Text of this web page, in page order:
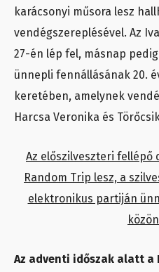
karácsonyi műsora lesz
vendégszereplésével. Az
27-én lép fel, másnap
ünnepli fennállásának 20.
keretében, amelynek
Harcsa Veronika és
Az előszilveszteri fellépő
Random Trip lesz, a
elektronikus partiján
Az adventi időszak alatt a